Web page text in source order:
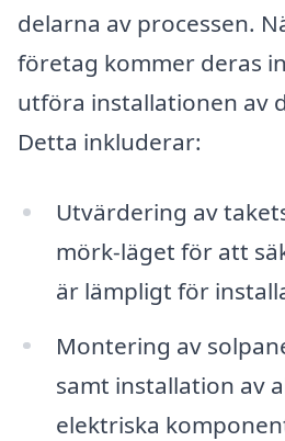
delarna av processen.
företag kommer deras
utföra installationen av
Detta inkluderar:
Utvärdering av
mörk-läget för att
är lämpligt för
Montering av
samt installation av
elektriska